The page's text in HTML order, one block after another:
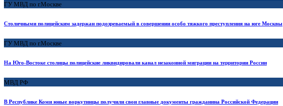
ГУ МВД по г.Москве
Столичными полицейским задержан подозреваемый в совершении особо тяжкого преступления на юге Москвы
ГУ МВД по г.Москве
На Юго-Востоке столицы полицейские ликвидировали канал незаконной миграции на территории России
МВД РФ
В Республике Коми юные воркутинцы получили свои главные документы гражданина Российской Федерации